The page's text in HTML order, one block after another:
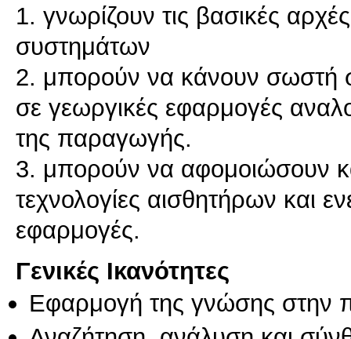
1. γνωρίζουν τις βασικές
συστημάτων
2. μπορούν να κάνουν σωστή
σε γεωργικές εφαρμογές
της παραγωγής.
3. μπορούν να αφομοιώσουν
τεχνολογίες αισθητήρων και
Γενικές Ικανότητες
Εφαρμογή της γνώσης στην